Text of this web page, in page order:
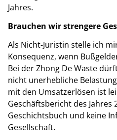
Jahres.
Brauchen wir strengere
Als Nicht-Juristin stelle ich
Konsequenz, wenn
Bei der Zhong De Waste
nicht unerhebliche
mit den Umsatzerlösen ist
Geschäftsbericht des Jahres
Geschichtsbuch und keine
Gesellschaft.